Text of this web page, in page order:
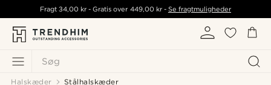
Søg
Fragt34,00 kr - Gratis over 449,00 kr- Se fragtmuligheder
Halskæder Stålhalskæder